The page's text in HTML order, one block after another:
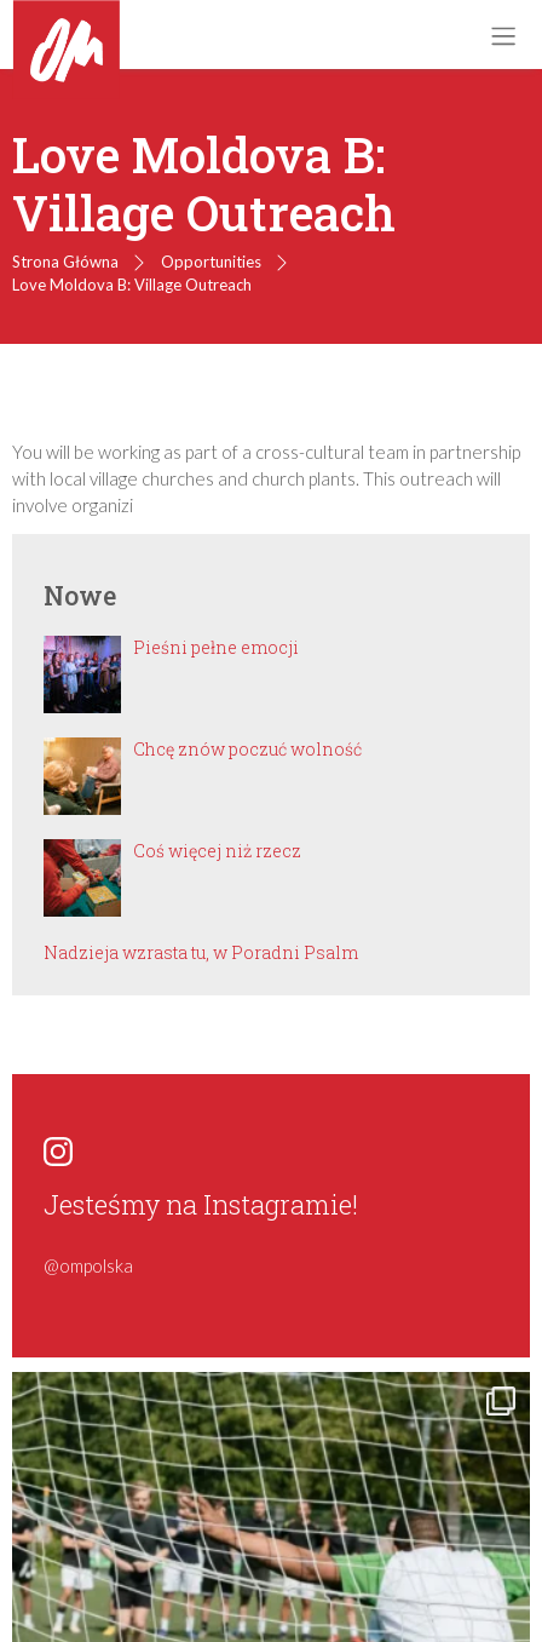
Love Moldova B:
Village Outreach
Strona Główna
Opportunities
Love Moldova B: Village Outreach
You will be working as part of a cross-cultural team in partnership
with local village churches and church plants. This outreach will
involve organizi
Nowe
Pieśni pełne emocji
Chcę znów poczuć wolność
Coś więcej niż rzecz
Nadzieja wzrasta tu, w Poradni Psalm
Jesteśmy na Instagramie!
@ompolska